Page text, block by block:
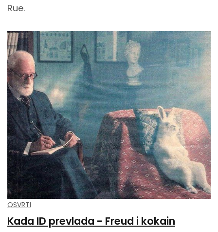
Rue.
OSVRTI
Kada ID prevlada - Freud i kokain